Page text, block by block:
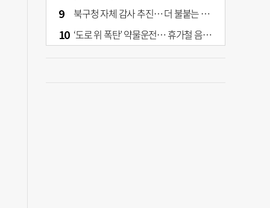
북구청 자체 감사 추진… 더 불붙는 북구 신청사 갈등
‘도로 위 폭탄’ 약물운전… 휴가철 음주와 병행 단속 [교통안전, 시민이 만든다]